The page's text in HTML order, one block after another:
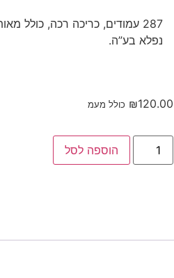
287 עמודים, כריכה רכה,
נפלא בע”ה.
₪120.00 כולל מעמ
הוספה לסל